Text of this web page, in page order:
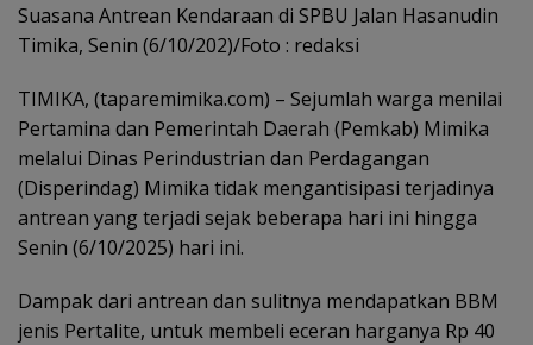
Suasana Antrean Kendaraan di SPBU Jalan Hasanudin
Timika, Senin (6/10/202)/Foto : redaksi
TIMIKA, (taparemimika.com) – Sejumlah warga menilai
Pertamina dan Pemerintah Daerah (Pemkab) Mimika
melalui Dinas Perindustrian dan Perdagangan
(Disperindag) Mimika tidak mengantisipasi terjadinya
antrean yang terjadi sejak beberapa hari ini hingga
Senin (6/10/2025) hari ini.
Dampak dari antrean dan sulitnya mendapatkan BBM
jenis Pertalite, untuk membeli eceran harganya Rp 40